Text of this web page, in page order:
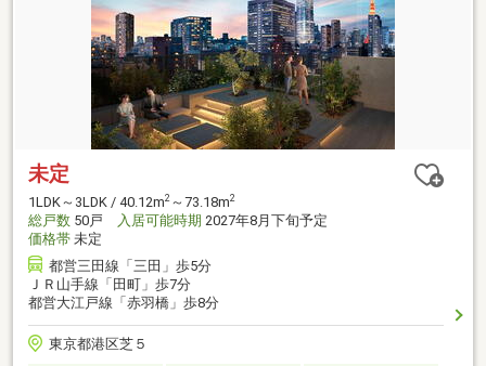
未定
1LDK～3LDK / 40.12m2 ～73.18m2
総戸数 50戸 入居可能時期 2027年8月下旬予定
価格帯 未定
都営三田線「三田」歩5分
ＪＲ山手線「田町」歩7分
都営大江戸線「赤羽橋」歩8分
東京都港区芝５